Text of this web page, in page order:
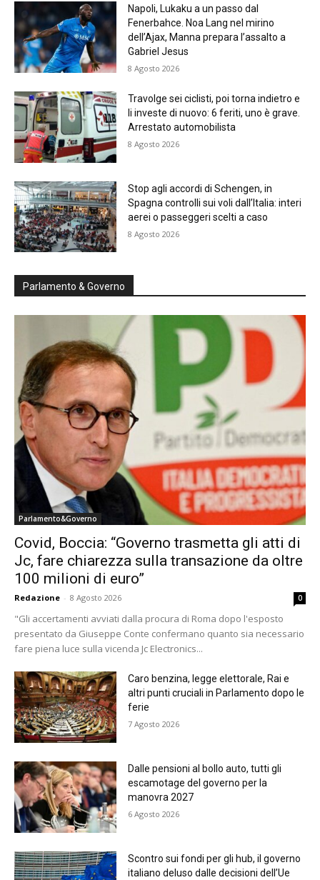
Napoli, Lukaku a un passo dal
Fenerbahce. Noa Lang nel mirino
dell’Ajax, Manna prepara l’assalto a
Gabriel Jesus
8 Agosto 2026
Travolge sei ciclisti, poi torna indietro e
li investe di nuovo: 6 feriti, uno è grave.
Arrestato automobilista
8 Agosto 2026
Stop agli accordi di Schengen, in
Spagna controlli sui voli dall’Italia: interi
aerei o passeggeri scelti a caso
8 Agosto 2026
Parlamento & Governo
Parlamento&Governo
Covid, Boccia: “Governo trasmetta gli atti di
Jc, fare chiarezza sulla transazione da oltre
100 milioni di euro”
Redazione - 8 Agosto 2026 0
"Gli accertamenti avviati dalla procura di Roma dopo l'esposto
presentato da Giuseppe Conte confermano quanto sia necessario
fare piena luce sulla vicenda Jc Electronics...
Caro benzina, legge elettorale, Rai e
altri punti cruciali in Parlamento dopo le
ferie
7 Agosto 2026
Dalle pensioni al bollo auto, tutti gli
escamotage del governo per la
manovra 2027
6 Agosto 2026
Scontro sui fondi per gli hub, il governo
italiano deluso dalle decisioni dell’Ue